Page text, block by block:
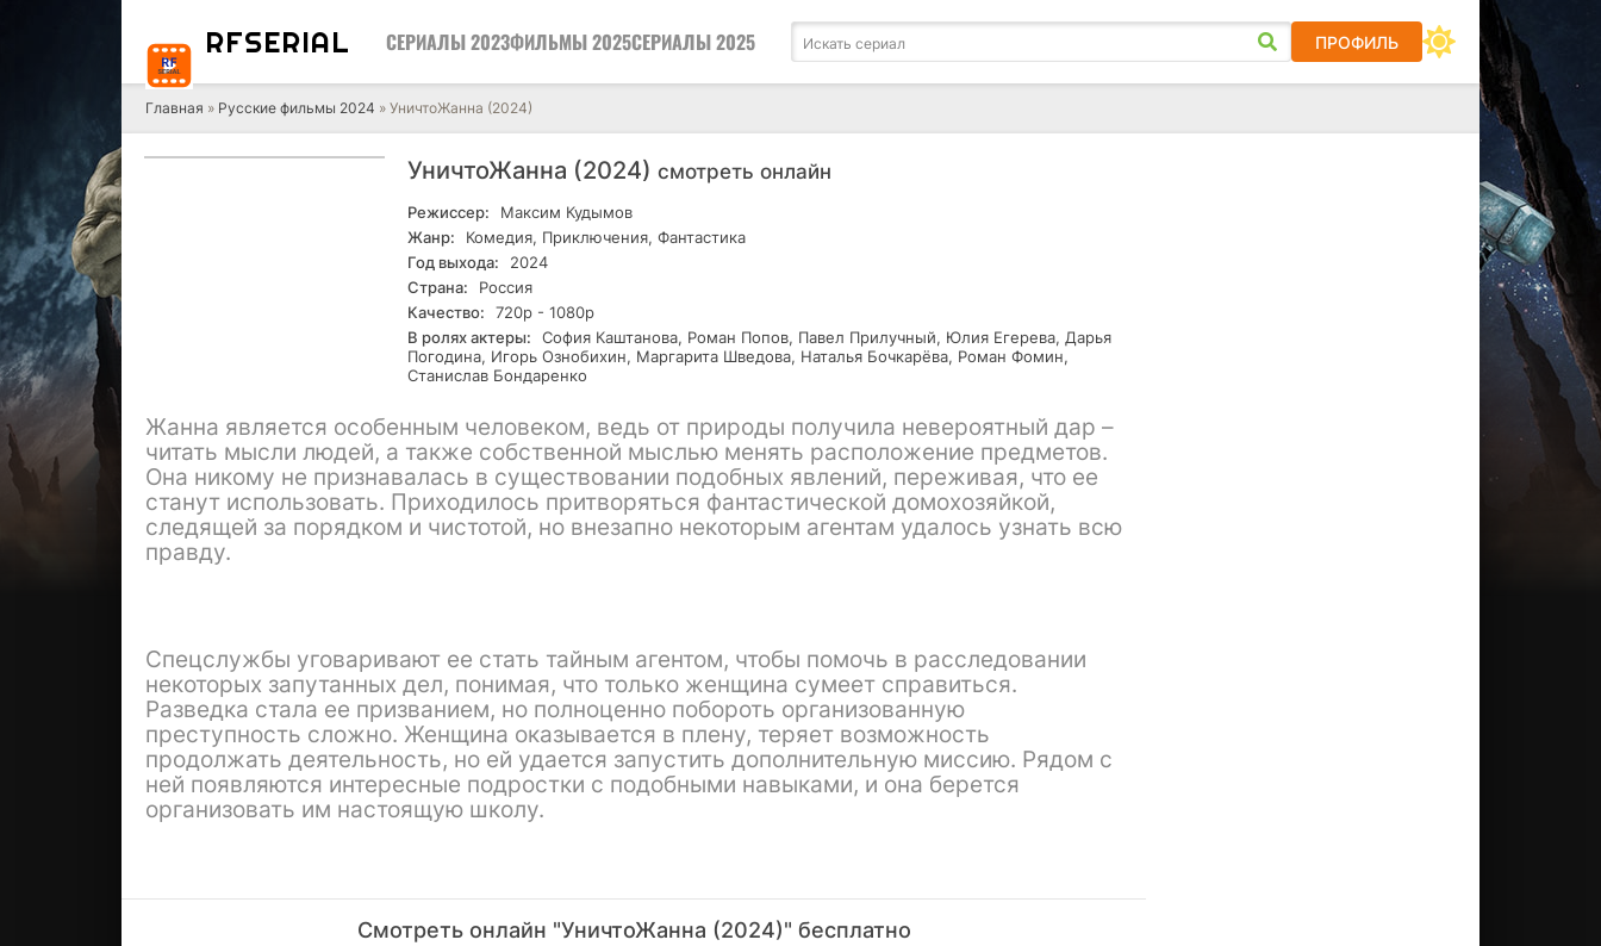
RFSERIAL СЕРИАЛЫ 2023ФИЛЬМЫ 2025СЕРИАЛЫ 2025 ПРОФИЛЬ
Главная » Русские фильмы 2024 » УничтоЖанна (2024)
УничтоЖанна (2024) смотреть онлайн
Режиссер:
Максим Кудымов
Жанр:
Комедия, Приключения, Фантастика
Год выхода:
2024
Страна:
Россия
Качество:
720р - 1080р
В ролях актеры:
София Каштанова, Роман Попов, Павел Прилучный, Юлия Егерева, Дарья
Погодина, Игорь Ознобихин, Маргарита Шведова, Наталья Бочкарёва, Роман Фомин,
Станислав Бондаренко
Жанна является особенным человеком, ведь от природы получила невероятный дар –
читать мысли людей, а также собственной мыслью менять расположение предметов.
Она никому не признавалась в существовании подобных явлений, переживая, что ее
станут использовать. Приходилось притворяться фантастической домохозяйкой,
следящей за порядком и чистотой, но внезапно некоторым агентам удалось узнать всю
правду.
Спецслужбы уговаривают ее стать тайным агентом, чтобы помочь в расследовании
некоторых запутанных дел, понимая, что только женщина сумеет справиться.
Разведка стала ее призванием, но полноценно побороть организованную
преступность сложно. Женщина оказывается в плену, теряет возможность
продолжать деятельность, но ей удается запустить дополнительную миссию. Рядом с
ней появляются интересные подростки с подобными навыками, и она берется
организовать им настоящую школу.
Смотреть онлайн "УничтоЖанна (2024)" бесплатно